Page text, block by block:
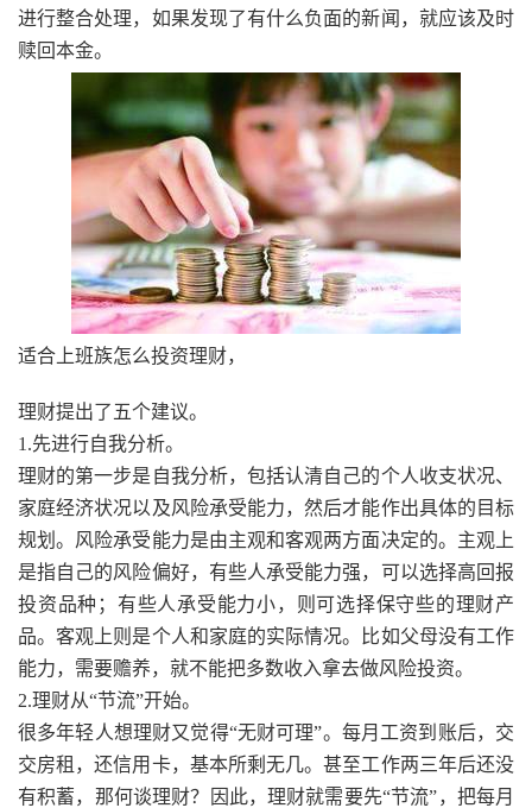
进行整合处理，如果发现了有什么负面的新闻，就应该及时
赎回本金。
适合上班族怎么投资理财，
理财提出了五个建议。
1.先进行自我分析。
理财的第一步是自我分析，包括认清自己的个人收支状况、
家庭经济状况以及风险承受能力，然后才能作出具体的目标
规划。风险承受能力是由主观和客观两方面决定的。主观上
是指自己的风险偏好，有些人承受能力强，可以选择高回报
投资品种；有些人承受能力小，则可选择保守些的理财产
品。客观上则是个人和家庭的实际情况。比如父母没有工作
能力，需要赡养，就不能把多数收入拿去做风险投资。
2.理财从“节流”开始。
很多年轻人想理财又觉得“无财可理”。每月工资到账后，交
交房租，还信用卡，基本所剩无几。甚至工作两三年后还没
有积蓄，那何谈理财？因此，理财就需要先“节流”，把每月